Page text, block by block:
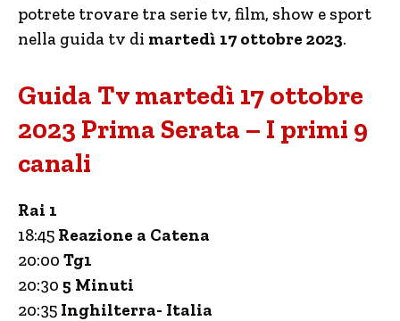
potrete trovare tra serie tv, film, show e sport
nella guida tv di martedì 17 ottobre 2023.
Guida Tv martedì 17 ottobre
2023 Prima Serata – I primi 9
canali
Rai 1
18:45 Reazione a Catena
20:00 Tg1
20:30 5 Minuti
20:35 Inghilterra- Italia